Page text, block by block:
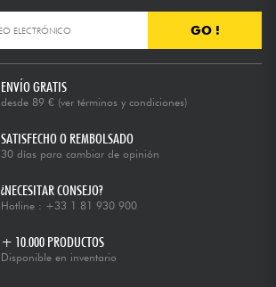
GO !
ENVÍO GRATIS
desde 89 € (ver términos y condiciones)
SATISFECHO O REMBOLSADO
30 días para cambiar de opinión
¿NECESITAR CONSEJO?
Hotline : +33 1 81 930 900
+ 10.000 PRODUCTOS
Disponible en inventario